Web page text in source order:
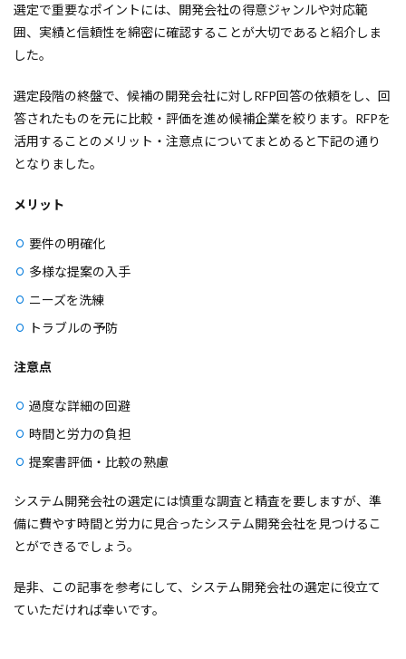
選定で重要なポイントには、開発会社の得意ジャンルや対応範
囲、実績と信頼性を綿密に確認することが大切であると紹介しま
した。
選定段階の終盤で、候補の開発会社に対しRFP回答の依頼をし、回
答されたものを元に比較・評価を進め候補企業を絞ります。RFPを
活用することのメリット・注意点についてまとめると下記の通り
となりました。
メリット
要件の明確化
多様な提案の入手
ニーズを洗練
トラブルの予防
注意点
過度な詳細の回避
時間と労力の負担
提案書評価・比較の熟慮
システム開発会社の選定には慎重な調査と精査を要しますが、準
備に費やす時間と労力に見合ったシステム開発会社を見つけるこ
とができるでしょう。
是非、この記事を参考にして、システム開発会社の選定に役立て
ていただければ幸いです。